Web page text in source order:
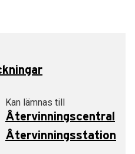
Kan lämnas till
Återvinningscentral
Återvinningsstation